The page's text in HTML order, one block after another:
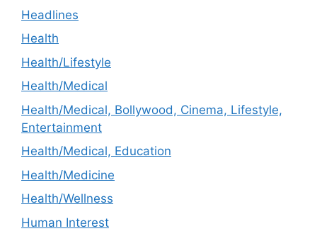
Headlines
Health
Health/Lifestyle
Health/Medical
Health/Medical, Bollywood, Cinema, Lifestyle,
Entertainment
Health/Medical, Education
Health/Medicine
Health/Wellness
Human Interest